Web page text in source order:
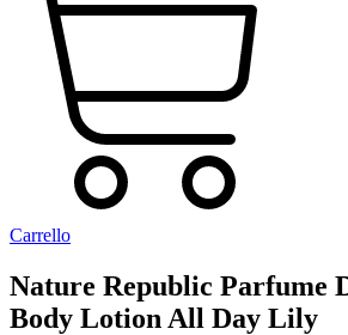
Carrello
Nature Republic Parfume
Body Lotion All Day Lily